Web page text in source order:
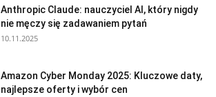
Anthropic Claude: nauczyciel AI, który nigdy
nie męczy się zadawaniem pytań
10.11.2025
Amazon Cyber Monday 2025: Kluczowe daty,
najlepsze oferty i wybór cen